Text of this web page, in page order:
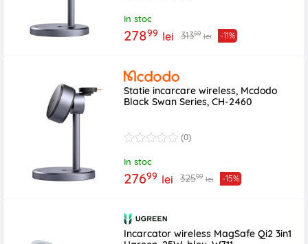
In stoc
27899 lei 31399 lei -11%
Statie incarcare wireless, Mcdodo
Black Swan Series, CH-2460
(0)
In stoc
27699 lei 32599 lei -15%
Incarcator wireless MagSafe Qi2 3in1